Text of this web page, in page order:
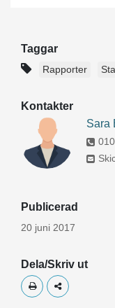
Taggar
Rapporter
Kontakter
Sara
Publicerad
20 juni 2017
Dela/Skriv ut
Skriv utDela